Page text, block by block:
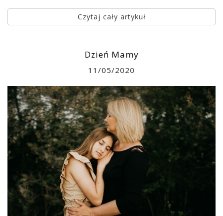
Czytaj cały artykuł
Dzień Mamy
11/05/2020